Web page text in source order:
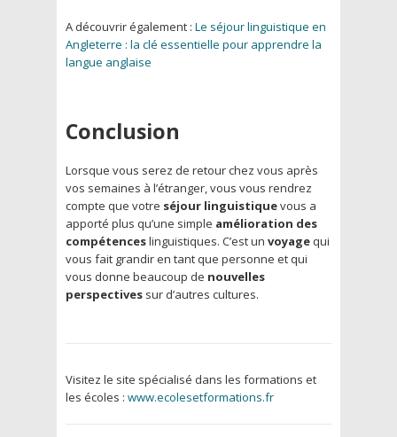
A découvrir également : Le séjour linguistique en
Angleterre : la clé essentielle pour apprendre la
langue anglaise
Conclusion
Lorsque vous serez de retour chez vous après
vos semaines à l’étranger, vous vous rendrez
compte que votre séjour linguistiquevous a
apporté plus qu’une simple amélioration des
compétenceslinguistiques. C’est un voyagequi
vous fait grandir en tant que personne et qui
vous donne beaucoup de nouvelles
perspectives sur d’autres cultures.
Visitez le site spécialisé dans les formations et
les écoles : www.ecolesetformations.fr